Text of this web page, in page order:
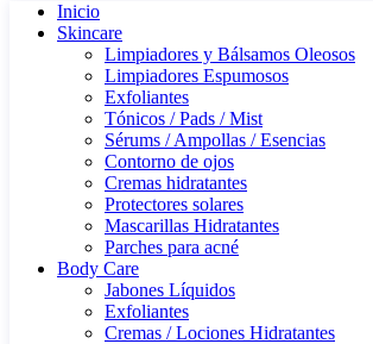
Inicio
Skincare
Limpiadores y Bálsamos Oleosos
Limpiadores Espumosos
Exfoliantes
Tónicos / Pads / Mist
Sérums / Ampollas / Esencias
Contorno de ojos
Cremas hidratantes
Protectores solares
Mascarillas Hidratantes
Parches para acné
Body Care
Jabones Líquidos
Exfoliantes
Cremas / Lociones Hidratantes